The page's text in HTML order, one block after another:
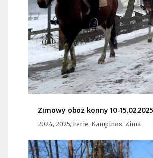
Zimowy oboz konny 10-15.02.2025
2024, 2025, Ferie, Kampinos, Zima